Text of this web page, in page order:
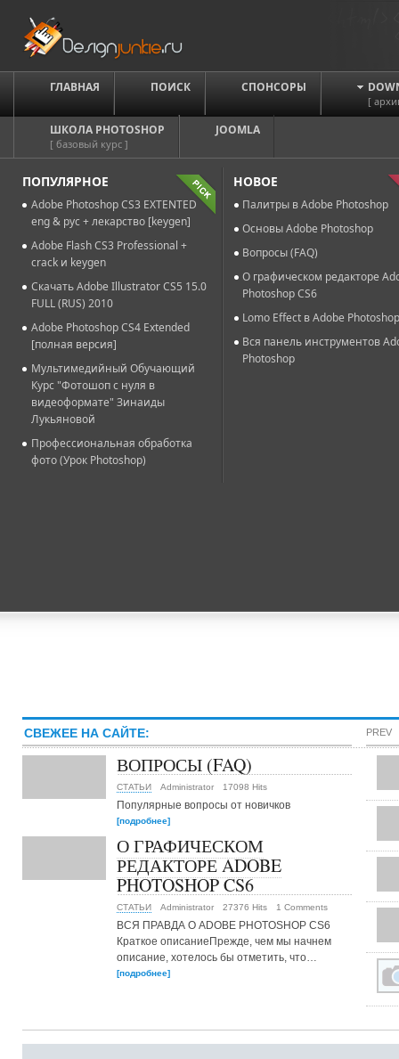
ГЛАВНАЯ ПОИСК СПОНСОРЫ
[
ШКОЛА PHOTOSHOP
[ базовый курс ]
JOOMLA
ПОПУЛЯРНОЕ
Adobe Photoshop CS3 EXTENTED
eng & рус + лекарство [keygen]
Adobe Flash CS3 Professional +
crack и keygen
Скачать Adobe Illustrator CS5 15.0
FULL (RUS) 2010
Adobe Photoshop CS4 Extended
[полная версия]
Мультимедийный Обучающий
Курс "Фотошоп с нуля в
видеоформате" Зинаиды
Лукьяновой
Профессиональная обработка
фото (Урок Photoshop)
НОВОЕ
Палитры в Adobe Photoshop
Основы Adobe Photoshop
Вопросы (FAQ)
О графическом редакторе
Photoshop CS6
Lomo Effect в Adobe
Вся панель инструментов
Photoshop
СВЕЖЕЕ НА САЙТЕ:
ВОПРОСЫ (FAQ)
СТАТЬИ Administrator 17098 Hits
Популярные вопросы от новичков
[подробнее]
О ГРАФИЧЕСКОМ
РЕДАКТОРЕ ADOBE
PHOTOSHOP CS6
СТАТЬИ Administrator 27376 Hits 1 Comments
ВСЯ ПРАВДА О ADOBE PHOTOSHOP CS6
Краткое описаниеПрежде, чем мы начнем
описание, хотелось бы отметить, что…
[подробнее]
PREV